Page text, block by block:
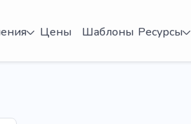
Цены Шаблоны Ресурсы